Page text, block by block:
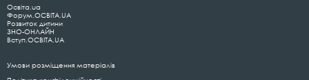
Освіта.ua
Форум.ОСВІТА.UA
Розвиток дитини
ЗНО-ОНЛАЙН
Вступ.ОСВІТА.UA
Умови розміщення матеріалів